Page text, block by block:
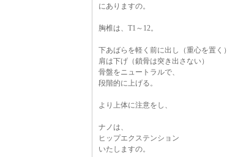
にありますの。
胸椎は、T1～12。
下あばらを軽く前に出し（重心を置く）
肩は下げ（鎖骨は突き出さない）
骨盤をニュートラルで、
段階的に上げる。
より上体に注意をし、
ナノは、
ヒップエクステンション
いたしますの。